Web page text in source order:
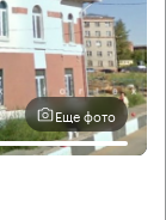
Еще фото